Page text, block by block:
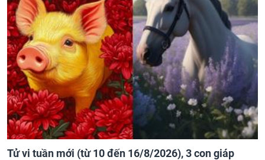
Tử vi tuần mới (từ 10 đến 16/8/2026), 3 con giáp